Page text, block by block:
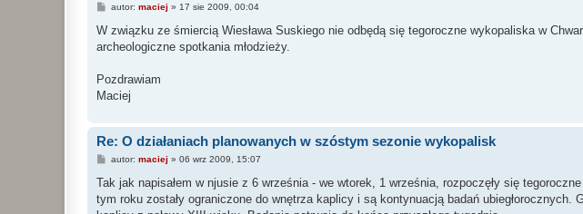
P
s
autor: maciej » 17 sie 2009, 00:04
W związku ze śmiercią Wiesława Suskiego nie odbędą się tegoroczne wykopaliska w
archeologiczne spotkania młodzieży.
Pozdrawiam
Maciej
Re: O działaniach planowanych w szóstym sezonie wykopalisk
P
s
autor: maciej » 06 wrz 2009, 15:07
Tak jak napisałem w njusie z 6 września - we wtorek, 1 września, rozpoczęły się
tym roku zostały ograniczone do wnętrza kaplicy i są kontynuacją badań ubiegłorocznych.